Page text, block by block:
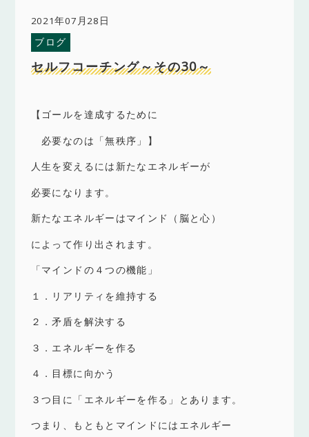
2021年07月28日
ブログ
セルフコーチング～その30～
【ゴールを達成するために
必要なのは「無秩序」】
人生を変えるには新たなエネルギーが
必要になります。
新たなエネルギーはマインド（脳と心）
によって作り出されます。
「マインドの４つの機能」
１．リアリティを維持する
２．矛盾を解決する
３．エネルギーを作る
４．目標に向かう
３つ目に「エネルギーを作る」とあります。
つまり、もともとマインドにはエネルギー